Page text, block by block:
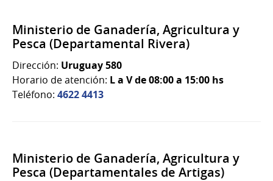
Ministerio de Ganadería, Agricultura y
Pesca (Departamental Rivera)
Dirección: Uruguay 580
Horario de atención: L a V de 08:00 a 15:00 hs
Teléfono: 4622 4413
Ministerio de Ganadería, Agricultura y
Pesca (Departamentales de Artigas)